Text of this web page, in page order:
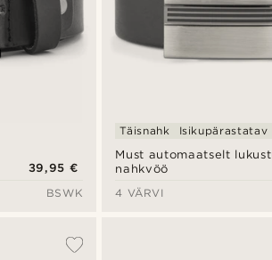
39,95 €
BSWK
Must automaatselt
nahkvöö
Täisnahk Isikupärastatav
4 VÄRVI